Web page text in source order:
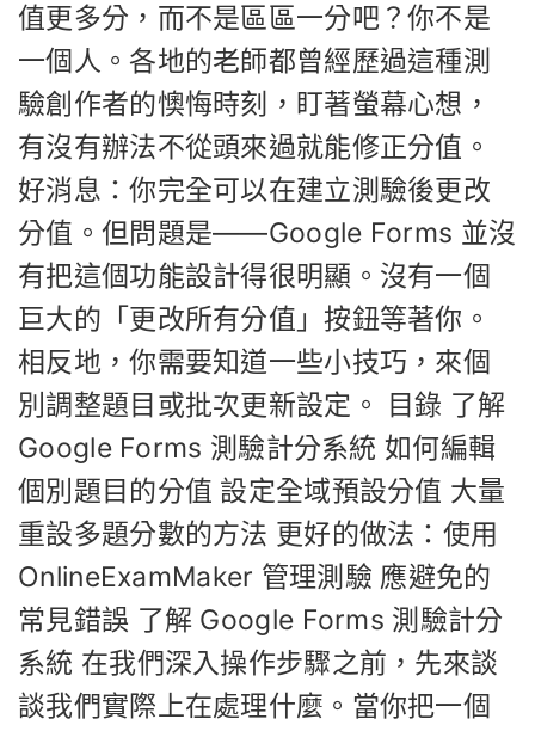
值更多分，而不是區區一分吧？你不是
一個人。各地的老師都曾經歷過這種測
驗創作者的懊悔時刻，盯著螢幕心想，
有沒有辦法不從頭來過就能修正分值。
好消息：你完全可以在建立測驗後更改
分值。但問題是——Google Forms 並沒
有把這個功能設計得很明顯。沒有一個
巨大的「更改所有分值」按鈕等著你。
相反地，你需要知道一些小技巧，來個
別調整題目或批次更新設定。 目錄 了解
Google Forms 測驗計分系統 如何編輯
個別題目的分值 設定全域預設分值 大量
重設多題分數的方法 更好的做法：使用
OnlineExamMaker 管理測驗 應避免的
常見錯誤 了解 Google Forms 測驗計分
系統 在我們深入操作步驟之前，先來談
談我們實際上在處理什麼。當你把一個